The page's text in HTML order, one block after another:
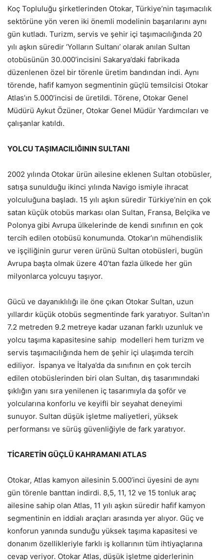
Koç Topluluğu şirketlerinden Otokar, Türkiye’nin taşımacılık
sektörüne yön veren iki önemli modelinin başarılarını aynı
gün kutladı. Turizm, servis ve şehir içi taşımacılığında 20
yılı aşkın süredir ‘Yolların Sultanı’ olarak anılan Sultan
otobüsünün 30.000’incisini Sakarya’daki fabrikada
düzenlenen özel bir törenle üretim bandından indi. Aynı
törende, hafif kamyon segmentinin güçlü temsilcisi Otokar
Atlas’ın 5.000’incisi de üretildi. Törene, Otokar Genel
Müdürü Aykut Özüner, Otokar Genel Müdür Yardımcıları ve
çalışanlar katıldı.
YOLCU TAŞIMACILIĞININ SULTANI
2002 yılında Otokar ürün ailesine eklenen Sultan otobüsler,
satışa sunulduğu ikinci yılında Navigo ismiyle ihracat
yolculuğuna başladı. 15 yılı aşkın süredir Türkiye’nin en çok
satan küçük otobüs markası olan Sultan, Fransa, Belçika ve
Polonya gibi Avrupa ülkelerinde de kendi sınıfının en çok
tercih edilen otobüsü konumunda. Otokar’ın mühendislik
ve işçiliğinin gurur veren ürünü Sultan otobüsleri, bugün
Avrupa başta olmak üzere 40’tan fazla ülkede her gün
milyonlarca yolcuyu taşıyor.
Gücü ve dayanıklılığı ile öne çıkan Otokar Sultan, uzun
yıllardır küçük otobüs segmentinde fark yaratıyor. Sultan’ın
7.2 metreden 9.2 metreye kadar uzanan farklı uzunluk ve
yolcu taşıma kapasitesine sahip modelleri hem turizm ve
servis taşımacılığında hem de şehir içi ulaşımda tercih
ediliyor. İspanya ve İtalya’da da sınıfının en çok tercih
edilen otobüslerinden biri olan Sultan, dış tasarımındaki
şıklığın yanı sıra yenilenen iç tasarımıyla da şoför ve
yolcularına konforlu ve keyifli bir seyahat deneyimi
sunuyor. Sultan düşük işletme maliyetleri, yüksek
performansı ve sürüş güvenliğiyle de fark yaratıyor.
TİCARETİN GÜÇLÜ KAHRAMANI ATLAS
Otokar, Atlas kamyon ailesinin 5.000’inci üyesini de aynı
gün törenle banttan indirdi. 8,5, 11, 12 ve 15 tonluk araç
ailesine sahip olan Atlas, 11 yılı aşkın süredir hafif kamyon
segmentinin en iddialı araçları arasında yer alıyor. Güç ve
konforun yanında sunduğu yüksek taşıma kapasitesi ve
donanım özellikleriyle farklı iş kollarının tüm ihtiyaçlarına
cevap veriyor. Otokar Atlas, düşük işletme giderlerinin